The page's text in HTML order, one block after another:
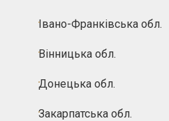
Івано-Франківська обл.
Вінницька обл.
Донецька обл.
Закарпатська обл.